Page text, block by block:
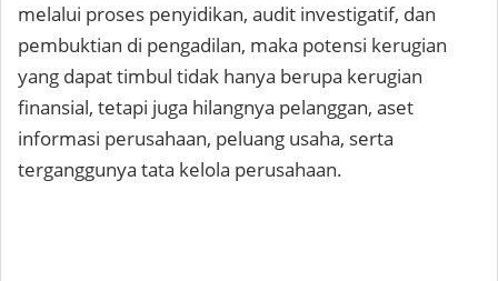
melalui proses penyidikan, audit investigatif, dan
pembuktian di pengadilan, maka potensi kerugian
yang dapat timbul tidak hanya berupa kerugian
finansial, tetapi juga hilangnya pelanggan, aset
informasi perusahaan, peluang usaha, serta
terganggunya tata kelola perusahaan.